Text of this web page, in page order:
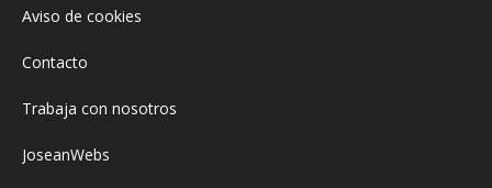
Aviso de cookies
Contacto
Trabaja con nosotros
JoseanWebs